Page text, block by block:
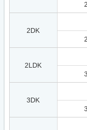
2
2DK
2
2LDK
3
3DK
3